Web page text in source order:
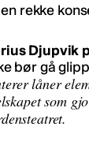
rekke
Djupvik
bør gå
låner
som